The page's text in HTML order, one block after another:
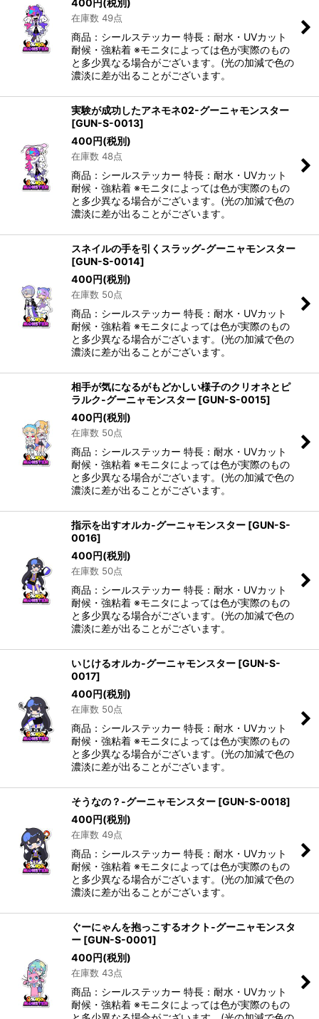
400円(税別)
在庫数 49点
商品：シールステッカー 特長：耐水・UVカット
耐候・強粘着 ※モニタによっては色が実際のもの
と多少異なる場合がございます。(光の加減で色の
濃淡に差が出ることがございます。
実験が成功したアネモネ02-グーニャモンスター
[GUN-S-0013]
400円(税別)
在庫数 48点
商品：シールステッカー 特長：耐水・UVカット
耐候・強粘着 ※モニタによっては色が実際のもの
と多少異なる場合がございます。(光の加減で色の
濃淡に差が出ることがございます。
スネイルの手を引くスラッグ-グーニャモンスター
[GUN-S-0014]
400円(税別)
在庫数 50点
商品：シールステッカー 特長：耐水・UVカット
耐候・強粘着 ※モニタによっては色が実際のもの
と多少異なる場合がございます。(光の加減で色の
濃淡に差が出ることがございます。
相手が気になるがもどかしい様子のクリオネとピ
ラルク-グーニャモンスター [GUN-S-0015]
400円(税別)
在庫数 50点
商品：シールステッカー 特長：耐水・UVカット
耐候・強粘着 ※モニタによっては色が実際のもの
と多少異なる場合がございます。(光の加減で色の
濃淡に差が出ることがございます。
指示を出すオルカ-グーニャモンスター [GUN-S-
0016]
400円(税別)
在庫数 50点
商品：シールステッカー 特長：耐水・UVカット
耐候・強粘着 ※モニタによっては色が実際のもの
と多少異なる場合がございます。(光の加減で色の
濃淡に差が出ることがございます。
いじけるオルカ-グーニャモンスター [GUN-S-
0017]
400円(税別)
在庫数 50点
商品：シールステッカー 特長：耐水・UVカット
耐候・強粘着 ※モニタによっては色が実際のもの
と多少異なる場合がございます。(光の加減で色の
濃淡に差が出ることがございます。
そうなの？-グーニャモンスター [GUN-S-0018]
400円(税別)
在庫数 49点
商品：シールステッカー 特長：耐水・UVカット
耐候・強粘着 ※モニタによっては色が実際のもの
と多少異なる場合がございます。(光の加減で色の
濃淡に差が出ることがございます。
ぐーにゃんを抱っこするオクト-グーニャモンスタ
ー [GUN-S-0001]
400円(税別)
在庫数 43点
商品：シールステッカー 特長：耐水・UVカット
耐候・強粘着 ※モニタによっては色が実際のもの